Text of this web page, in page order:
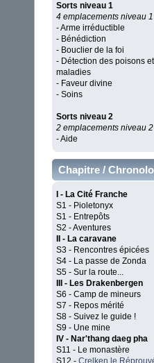
Sorts niveau 1
4 emplacements niveau 1
- Arme irréductible
- Bénédiction
- Bouclier de la foi
- Détection des poisons
maladies
- Faveur divine
- Soins
Sorts niveau 2
2 emplacements niveau 2
- Aide
Chapitre /
I - La Cité Franche
S1 - Pioletonyx
S1 - Entrepôts
S2 - Aventures
II - La caravane
S3 - Rencontres épicées
S4 - La passe de Zonda
S5 - Sur la route...
III - Les Drakenbergen
S6 - Camp de mineurs
S7 - Repos mérité
S8 - Suivez le guide !
S9 - Une mine
IV - Nar'thang daeg pha
S11 - Le monastère